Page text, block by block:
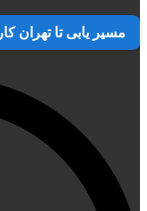
مسیر یابی تا تهران کار119